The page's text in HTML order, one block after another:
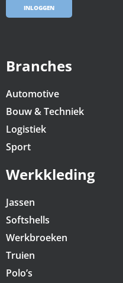
INLOGGEN
Branches
Automotive
Bouw & Techniek
Logistiek
Sport
Werkkleding
Jassen
Softshells
Werkbroeken
Truien
Polo’s